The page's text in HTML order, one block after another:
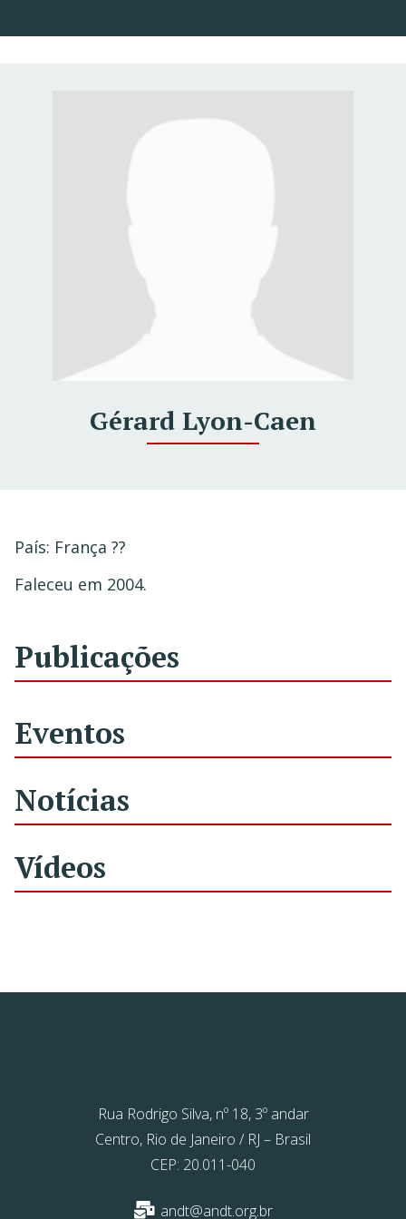
Gérard Lyon-Caen
País: França ??
Faleceu em 2004.
Publicações
Eventos
Notícias
Vídeos
Rua Rodrigo Silva, nº 18, 3º andar
Centro, Rio de Janeiro / RJ – Brasil
CEP: 20.011-040
andt@andt.org.br